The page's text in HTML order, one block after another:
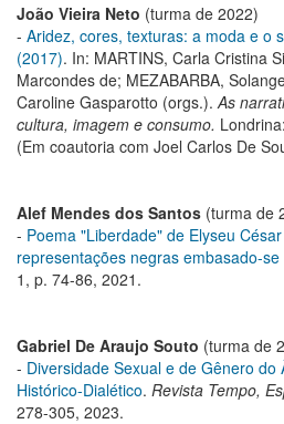
João Vieira Neto (turma de 2022)
- Aridez, cores, texturas: a moda e o
(2017). In: MARTINS, Carla Cristina
Marcondes de; MEZABARBA,
Caroline Gasparotto (orgs.). As
cultura, imagem e consumo.
(Em coautoria com Joel Carlos De
Alef Mendes dos Santos (turma de
- Poema "Liberdade" de Elyseu
representações negras embasado-
1, p. 74-86, 2021.
Gabriel De Araujo Souto (turma de
- Diversidade Sexual e de Gênero do
Histórico-Dialético. Revista Tempo,
278-305, 2023.